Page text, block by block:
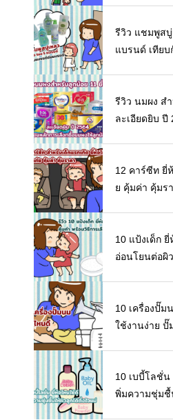
รีวิว แชมพูสบู่
แบรนด์ เทีย
รีวิว นมผง ส
ละเอียดยิบ ปี
12 คาร์ซีท ยี่
ย คุ้มค่า คุ้มร
10 แป้งเด็ก
อ่อนโยนต่อผิ
10 เครื่องปั๊ม
ใช้งานง่าย ปั๊
10 เบบี้โลชั่น
พิ่มความชุ่มชื้